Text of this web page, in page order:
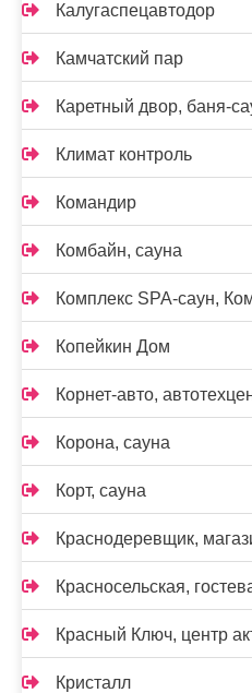
Калугаспецавтодор
Камчатский пар
Каретный двор, баня-
Климат контроль
Командир
Комбайн, сауна
Комплекс SPA-саун,
Копейкин Дом
Корнет-авто,
Корона, сауна
Корт, сауна
Краснодеревщик,
Красносельская,
Красный Ключ, центр
Кристалл